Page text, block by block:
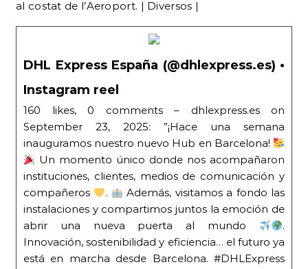
DHL Express España (@dhlexpress.es) •
160 likes, 0 comments – dhlexpress.es on
inauguramos nuestro nuevo Hub en Barcelona!
Un momento único donde nos acompañaron
instituciones, clientes, medios de comunicación y
compañeros
.
Además, visitamos a fondo las
instalaciones y compartimos juntos la emoción de
abrir una nueva puerta al mundo
.
Innovación, sostenibilidad y eficiencia… el futuro ya
está en marcha desde Barcelona. #DHLExpress
#SomosExpress”.
| 27/09/2025 | Veïns critiquen les «eternas